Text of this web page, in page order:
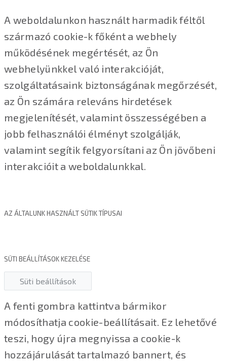
A weboldalunkon használt harmadik féltől
származó cookie-k főként a webhely
működésének megértését, az Ön
webhelyünkkel való interakcióját,
szolgáltatásaink biztonságának megőrzését,
az Ön számára releváns hirdetések
megjelenítését, valamint összességében a
jobb felhasználói élményt szolgálják,
valamint segítik felgyorsítani az Ön jövőbeni
interakcióit a weboldalunkkal.
AZ ÁLTALUNK HASZNÁLT SÜTIK TÍPUSAI
SÜTI BEÁLLÍTÁSOK KEZELÉSE
Süti beállítások
A fenti gombra kattintva bármikor
módosíthatja cookie-beállításait. Ez lehetővé
teszi, hogy újra megnyissa a cookie-k
hozzájárulását tartalmazó bannert, és